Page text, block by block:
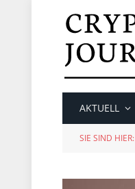
AKTUELL
SIE SIND HIER: